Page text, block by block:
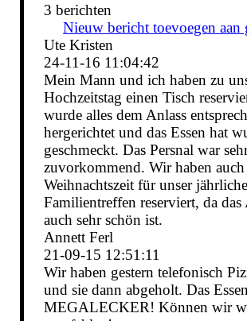
3 berichten
Nieuw bericht toevoegen aan
Ute Kristen
24-11-16 11:04:42
Mein Mann und ich haben zu
Hochzeitstag einen Tisch
wurde alles dem Anlass
hergerichtet und das Essen hat
geschmeckt. Das Persnal war
zuvorkommend. Wir haben
Weihnachtszeit für unser
Familientreffen reserviert, da das
auch sehr schön ist.
Annett Ferl
21-09-15 12:51:11
Wir haben gestern telefonisch
und sie dann abgeholt. Das
MEGALECKER! Können wir